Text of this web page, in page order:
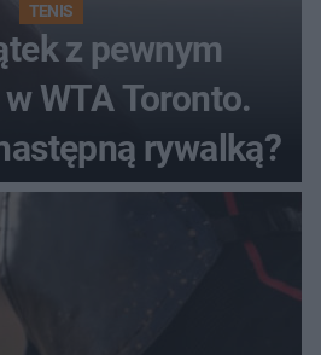
TENIS
z pewnym
WTA Toronto.
rywalką?